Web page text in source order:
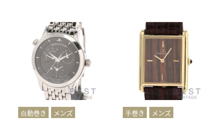
⾃動巻き
メンズ
⼿巻き
メンズ